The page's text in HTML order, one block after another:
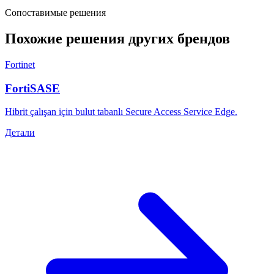
Сопоставимые решения
Похожие решения других брендов
Fortinet
FortiSASE
Hibrit çalışan için bulut tabanlı Secure Access Service Edge.
Детали